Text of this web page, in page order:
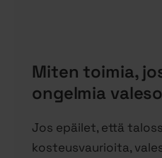
Miten toimia,
ongelmia
Jos epäilet, että
kosteusvaurioita,